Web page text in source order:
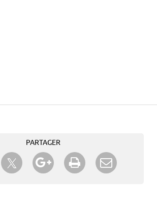
PARTAGER
sur Facebook
Partager sur TwitterPartager sur Google+
Imprimer